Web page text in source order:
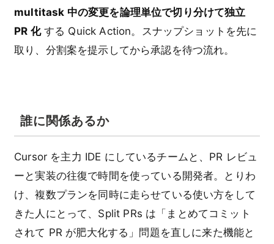
multitask 中の変更を論理単位で切り分けて独立
PR 化する Quick Action。スナップショットを先に
取り、分割案を提示してから承認を待つ流れ。
誰に関係あるか
Cursor を主力 IDE にしているチームと、PR レビュ
ーと実装の往復で時間を使っている開発者。とりわ
け、複数プランを同時に走らせている使い方をして
きた人にとって、Split PRs は「まとめてコミット
されて PR が肥大化する」問題を直しに来た機能と